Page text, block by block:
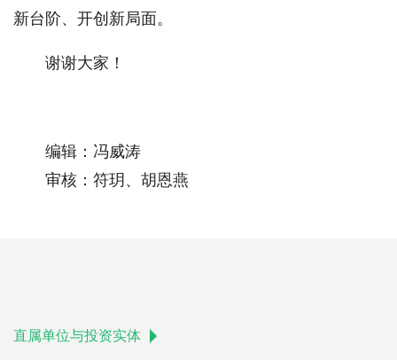
新台阶、开创新局面。
谢谢大家！
编辑：冯威涛
审核：符玥、胡恩燕
直属单位与投资实体